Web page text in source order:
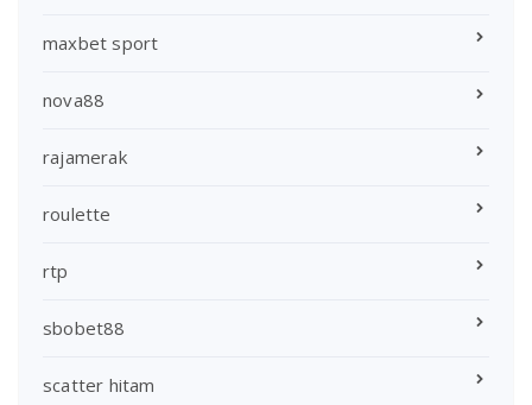
maxbet sport
nova88
rajamerak
roulette
rtp
sbobet88
scatter hitam